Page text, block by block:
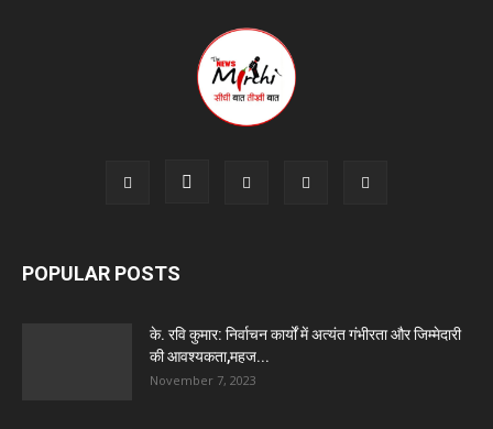
POPULAR POSTS
के. रवि कुमार: निर्वाचन कार्यों में अत्यंत गंभीरता और जिम्मेदारी
की आवश्यकता,महज...
November 7, 2023